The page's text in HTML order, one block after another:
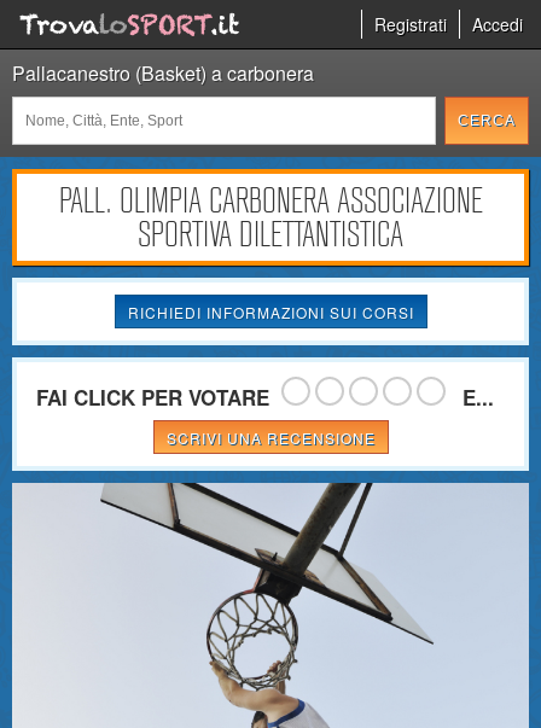
Registrati Accedi
Pallacanestro (Basket) a carbonera
PALL. OLIMPIA CARBONERA ASSOCIAZIONE
SPORTIVA DILETTANTISTICA
RICHIEDI INFORMAZIONI SUI CORSI
FAI CLICK PER VOTARE E...
SCRIVI UNA RECENSIONE